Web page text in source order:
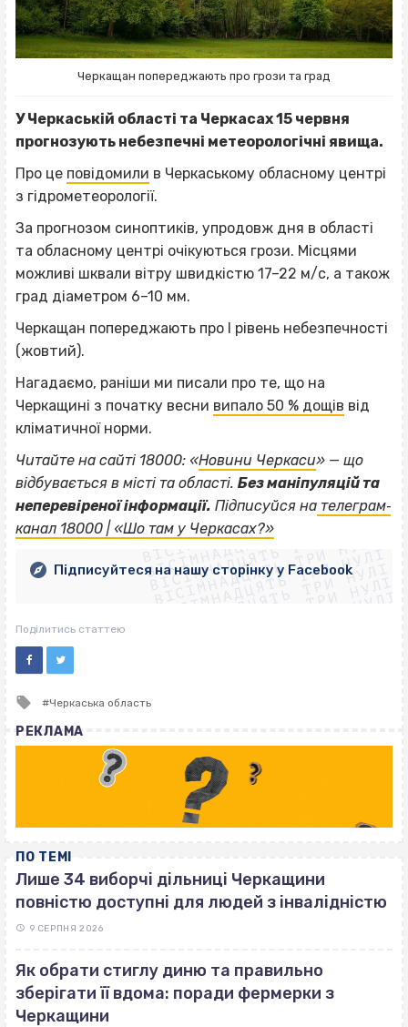
Черкащан попереджають про грози та град
У Черкаській області та Черкасах 15 червня
прогнозують небезпечні метеорологічні явища.
Про це повідомили в Черкаському обласному центрі
з гідрометеорології.
За прогнозом синоптиків, упродовж дня в області
та обласному центрі очікуються грози. Місцями
можливі шквали вітру швидкістю 17–22 м/с, а також
град діаметром 6–10 мм.
Черкащан попереджають про І рівень небезпечності
(жовтий).
Нагадаємо, раніши ми писали про те, що на
Черкащині з початку весни випало 50 % дощів від
кліматичної норми.
Читайте на сайті 18000: «Новини Черкаси» — що
відбувається в місті та області. Без маніпуляцій та
неперевіреної інформації. Підписуйся на телеграм‐
канал 18000 | «Шо там у Черкасах?»
ВІСІМНАДЦЯТЬ ТРИ НУЛІ
ВІСІМНАДЦЯТЬ ТРИ НУЛІ
ВІСІМНАДЦЯТЬ ТРИ НУЛІ
ВІСІМНАДЦЯТЬ ТРИ НУЛІ
ВІСІМНАДЦЯТЬ ТРИ НУЛІ
ВІСІМНАДЦЯТЬ ТРИ НУЛІ
ВІСІМНАДЦЯТЬ ТРИ НУЛІ
ВІСІМНАДЦЯТЬ ТРИ НУЛІ
Підписуйтеся на нашу сторінку у Facebook
Поділитись статтею
Tagged
Черкаська область
РЕКЛАМА
ПО ТЕМІ
Лише 34 виборчі дільниці Черкащини
повністю доступні для людей з інвалідністю
9 СЕРПНЯ 2026
Як обрати стиглу диню та правильно
зберігати її вдома: поради фермерки з
Черкащини